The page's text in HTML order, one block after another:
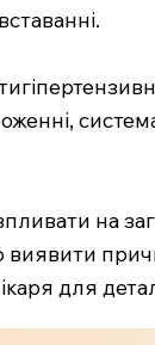
на
для